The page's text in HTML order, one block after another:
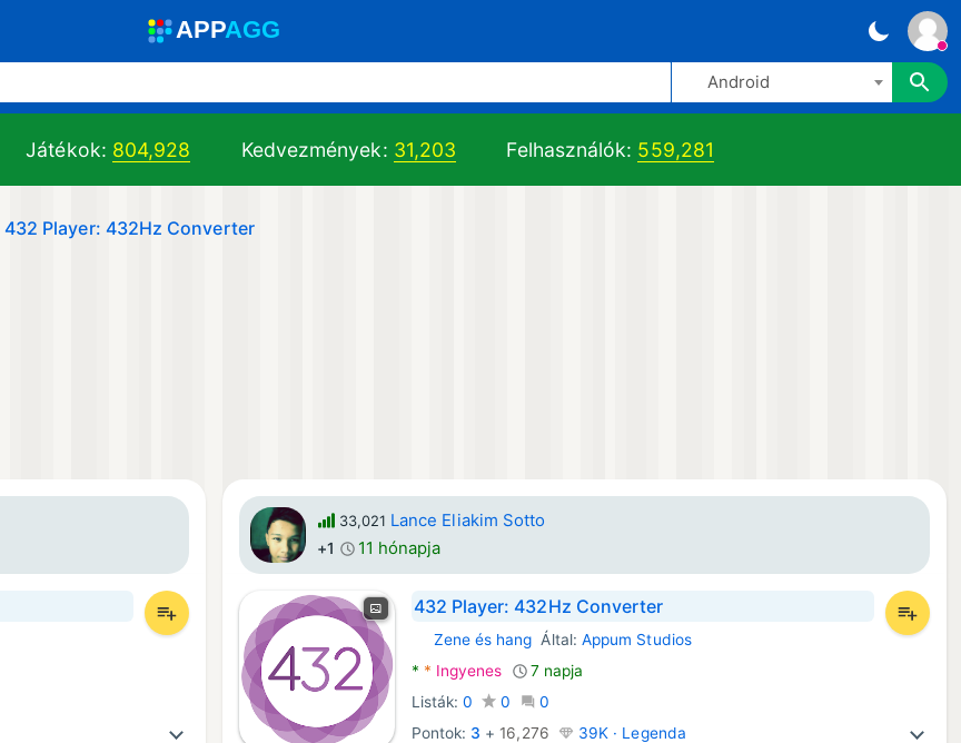
APPAGG
Android
Játékok: 804,928 Kedvezmények: 31,203 Felhasználók: 559,281
432 Player: 432Hz Converter
33,021 Lance Eliakim Sotto
+1 11 hónapja
432 Player: 432Hz Converter
Android Alkalmazások:
Zene és hang Által: Appum Studios
* * Ingyenes
7 napja
Listák:0 0
0
Pontok: 3 + 16,276 39K · Legenda